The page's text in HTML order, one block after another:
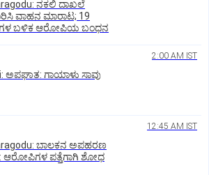
ನಕಲಿ ದಾಖಲೆ
ವಾಹನ ಮಾರಾಟ; 19
ಬಳಿಕ ಆರೋಪಿಯ ಬಂಧನ
2:00 AM IST
ಅಪಘಾತ: ಗಾಯಾಳು ಸಾವು
12:45 AM IST
ಬಾಲಕನ ಅಪಹರಣ
ಆರೋಪಿಗಳ ಪತ್ತೆಗಾಗಿ ಶೋಧ